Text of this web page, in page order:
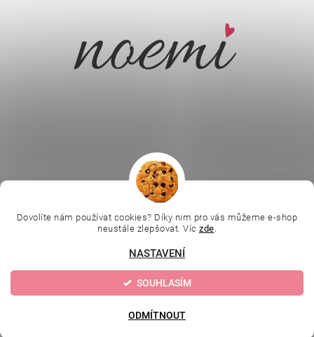
L.C.P. Paris |
Online kosmetické kurzy | Kozmetickyobchod.sk
cookies
Vytvořil Shoptet
Dovolíte nám používat cookies? Díky nim pro vás můžeme e-shop
neustále zlepšovat. Víc zde.
NASTAVENÍ
ODMÍTNOUT
SOUHLASÍM